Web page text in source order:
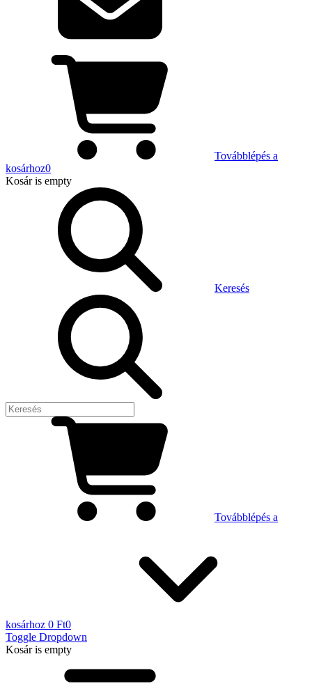
Továbblépés a
kosárhoz0
Kosáris empty
Keresés
Továbblépés a
kosárhoz 0 Ft0
Toggle Dropdown
Kosáris empty